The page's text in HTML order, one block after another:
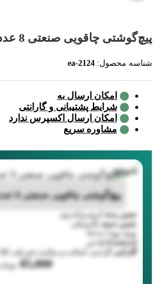
پیچ‌گوشتی چاقویی صنعتی 8 عددی نووا NTK-1139
شناسه محصول: ea-2124
امکان ارسال به
شرایط پشتیبانی و گارانتی
امکان ارسال اکسپرس ندارد
مشاوره سریع
ناموجود
پیچ‌گوشتی چاقویی صنعتی 8 عددی نووا NTK-1139
جنس بدنه
کروم وانادیوم
جنس دسته پلاستیکی
برند
نووا ا Nova
Is Featured
خیر
گارانتی
گارانتی اصالت و سلامت فیزیکی کالا
85,000 تومان